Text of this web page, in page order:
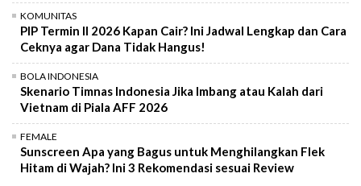
KOMUNITAS
PIP Termin II 2026 Kapan Cair? Ini Jadwal Lengkap dan Cara
Ceknya agar Dana Tidak Hangus!
BOLA INDONESIA
Skenario Timnas Indonesia Jika Imbang atau Kalah dari
Vietnam di Piala AFF 2026
FEMALE
Sunscreen Apa yang Bagus untuk Menghilangkan Flek
Hitam di Wajah? Ini 3 Rekomendasi sesuai Review